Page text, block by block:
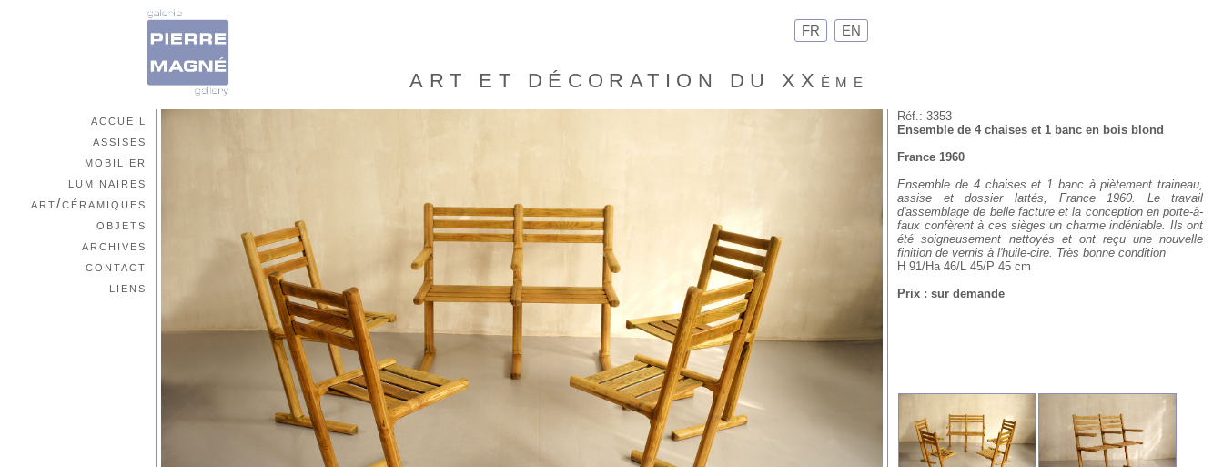
FR EN
ART ET DÉCORATION DU XXème
accueil
assises
mobilier
luminaires
art/céramiques
objets
archives
contact
liens
Réf.: 3353
Ensemble de 4 chaises et 1 banc en bois blond
France 1960
Ensemble de 4 chaises et 1 banc à piètement traineau,
assise et dossier lattés, France 1960. Le travail
d'assemblage de belle facture et la conception en porte-à-
faux confèrent à ces sièges un charme indéniable. Ils ont
été soigneusement nettoyés et ont reçu une nouvelle
finition de vernis à l'huile-cire. Très bonne condition
H 91/Ha 46/L 45/P 45 cm
Prix : sur demande